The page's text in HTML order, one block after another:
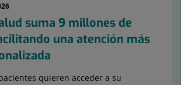
suma 9 millones de
una atención más
quieren acceder a su